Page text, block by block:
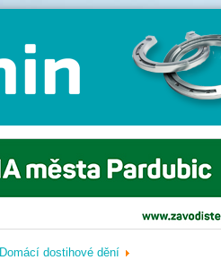
Domácí dostihové dění